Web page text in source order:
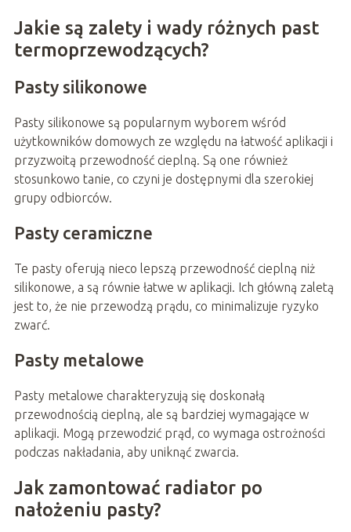
Jakie są zalety i wady różnych past
termoprzewodzących?
Pasty silikonowe
Pasty silikonowe są popularnym wyborem wśród
użytkowników domowych ze względu na łatwość aplikacji i
przyzwoitą przewodność cieplną. Są one również
stosunkowo tanie, co czyni je dostępnymi dla szerokiej
grupy odbiorców.
Pasty ceramiczne
Te pasty oferują nieco lepszą przewodność cieplną niż
silikonowe, a są równie łatwe w aplikacji. Ich główną zaletą
jest to, że nie przewodzą prądu, co minimalizuje ryzyko
zwarć.
Pasty metalowe
Pasty metalowe charakteryzują się doskonałą
przewodnością cieplną, ale są bardziej wymagające w
aplikacji. Mogą przewodzić prąd, co wymaga ostrożności
podczas nakładania, aby uniknąć zwarcia.
Jak zamontować radiator po
nałożeniu pasty?